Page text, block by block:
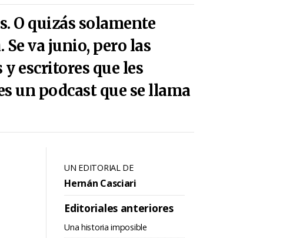
O quizás solamente
va junio, pero las
escritores que les
un podcast que se llama
UN EDITORIAL DE
Hernán Casciari
Editoriales anteriores
Una historia imposible